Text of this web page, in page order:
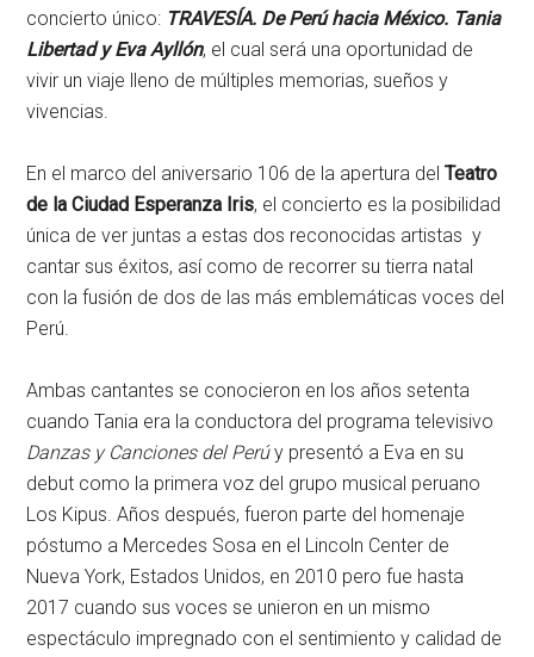
concierto único: TRAVESÍA. De Perú hacia México. Tania
Libertad y Eva Ayllón, el cual será una oportunidad de
vivir un viaje lleno de múltiples memorias, sueños y
vivencias.
En el marco del aniversario 106 de la apertura delTeatro
de la Ciudad Esperanza Iris, el concierto es la posibilidad
única de ver juntas a estas dos reconocidas artistas y
cantar sus éxitos, así como de recorrer su tierra natal
con la fusión de dos de las más emblemáticas voces del
Perú.
Ambas cantantes se conocieron en los años setenta
cuando Tania era la conductora del programa televisivo
Danzas y Canciones del Perúy presentó a Eva en su
debut como la primera voz del grupo musical peruano
Los Kipus. Años después, fueron parte del homenaje
póstumo a Mercedes Sosa en el Lincoln Center de
Nueva York, Estados Unidos, en 2010 pero fue hasta
2017 cuando sus voces se unieron en un mismo
espectáculo impregnado con el sentimiento y calidad de